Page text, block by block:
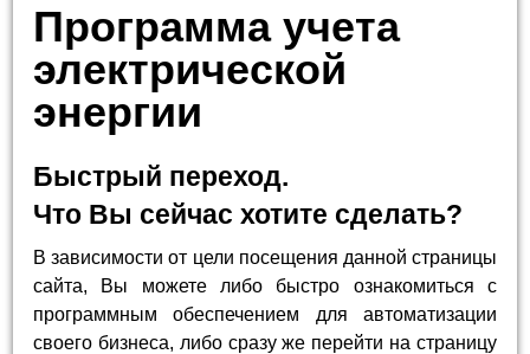
Программа учета
электрической
энергии
Быстрый переход.
Что Вы сейчас хотите сделать?
В зависимости от цели посещения данной страницы
сайта, Вы можете либо быстро ознакомиться с
программным обеспечением для автоматизации
своего бизнеса, либо сразу же перейти на страницу